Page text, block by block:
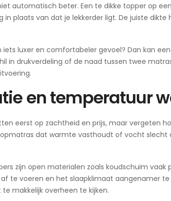
automatisch beter. Een te dikke topper op
in plaats van dat je lekkerder ligt. De juiste
iets luxer en comfortabeler gevoel? Dan kan
in drukverdeling of de naad tussen twee
en temperatuur
eerst op zachtheid en prijs, maar vergeten
dat warmte vasthoudt of vocht slecht
zijn open materialen zoals koudschuim
te voeren en het slaapklimaat aangenamer
makkelijk overheen te kijken.